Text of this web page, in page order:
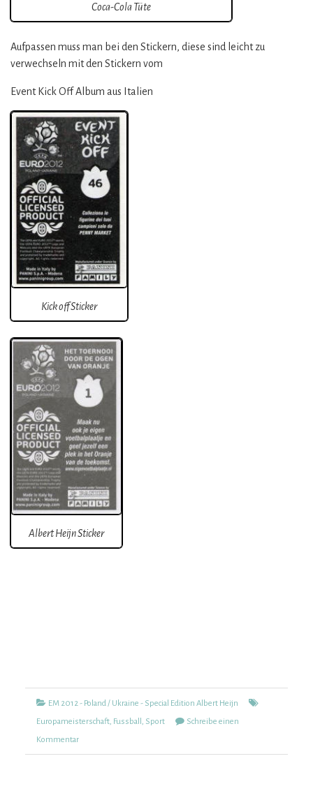
Coca-Cola Tüte
Aufpassen muss man bei den Stickern, diese sind leicht zu
verwechseln mit den Stickern vom
Event Kick Off Album aus Italien
Kick off Sticker
Albert Heijn Sticker
Kategorien
EM 2012 - Poland / Ukraine - Special Edition Albert Heijn Tags
Europameisterschaft, Fussball , Sport
Schreibe einen
Kommentarzu
UEFA